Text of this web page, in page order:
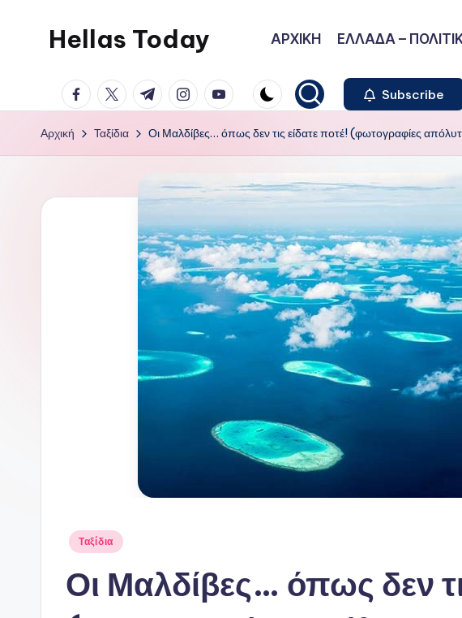
Μετάβαση
περιεχόμενο
Hellas Today ΑΡΧΙΚΗ ΕΛΛΑΔΑ –
facebook.com
twitter.com
t.me instagram.com
youtube.com Subscribe
Αρχική Ταξίδια Οι Μαλδίβες… όπως δεν τις είδατε ποτέ! (φωτογραφίες
Αναρτήθηκε
Ταξίδια
Οι Μαλδίβες… όπως δεν